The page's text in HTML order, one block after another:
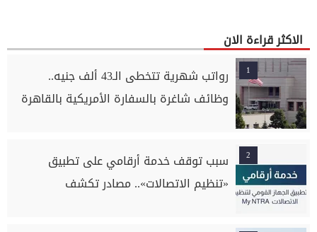
الاكثر قراءة الان
1
رواتب شهرية تتخطى الـ43 ألف جنيه..
وظائف شاغرة بالسفارة الأمريكية بالقاهرة
2
سبب توقف خدمة أرقامي على تطبيق
«تنظيم الاتصالات».. مصادر تكشف